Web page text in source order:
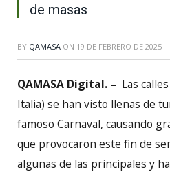
de masas
BY QAMASA ON 19 DE FEBRERO DE 2025
QAMASA Digital. – Las
Italia) se han visto llenas de
famoso Carnaval, causando
que provocaron este fin de
algunas de las principales y